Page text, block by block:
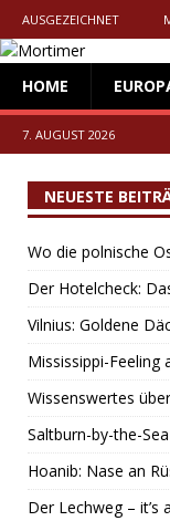
AUSGEZEICHNET
HOME
7. AUGUST 2026
NEUESTE
Wo die polnische
Der Hotelcheck:
Vilnius: Goldene
Mississippi-Feeling
Wissenswertes
Saltburn-by-the-
Hoanib: Nase an
Der Lechweg – it’s